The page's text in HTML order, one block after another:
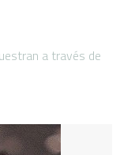
a través de